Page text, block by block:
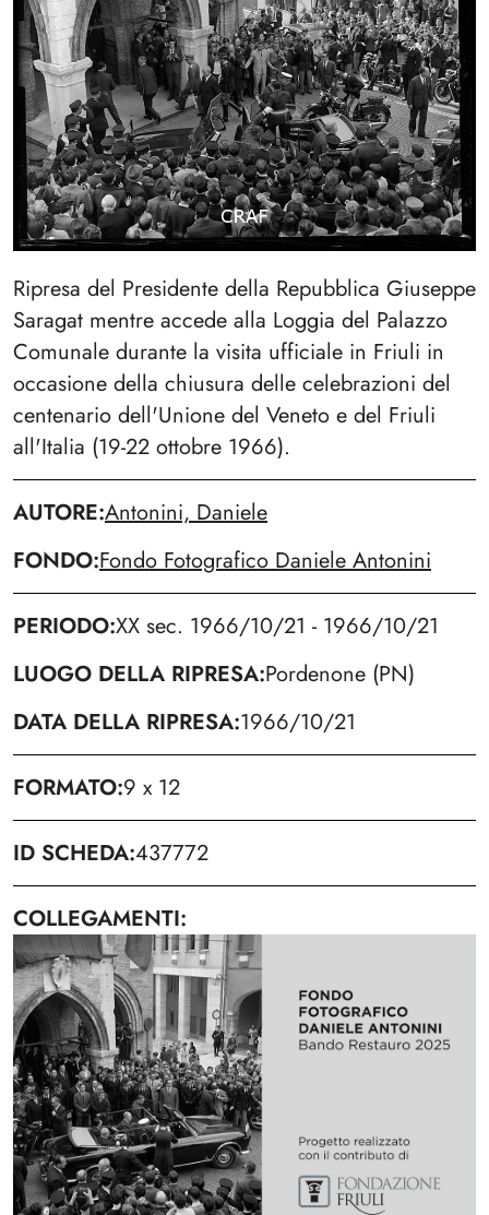
Ripresa del Presidente della Repubblica Giuseppe
Saragat mentre accede alla Loggia del Palazzo
Comunale durante la visita ufficiale in Friuli in
occasione della chiusura delle celebrazioni del
centenario dell'Unione del Veneto e del Friuli
all'Italia (19-22 ottobre 1966).
AUTORE Antonini, Daniele
FONDO Fondo Fotografico Daniele Antonini
PERIODO XX sec. 1966/10/21 - 1966/10/21
LUOGO DELLA RIPRESA Pordenone (PN)
DATA DELLA RIPRESA 1966/10/21
FORMATO 9 x 12
ID SCHEDA 437772
COLLEGAMENTI